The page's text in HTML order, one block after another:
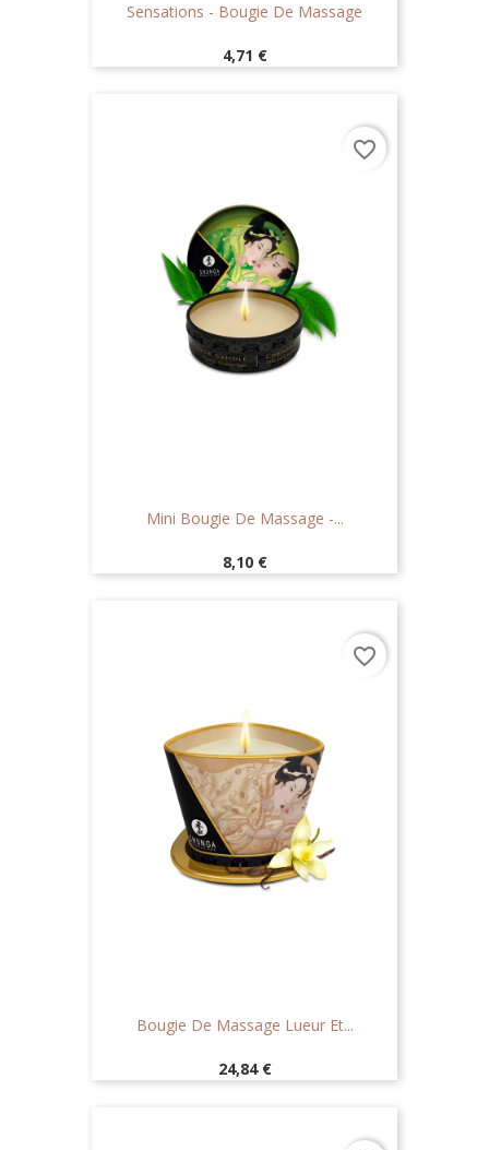
Sensations - Bougie De Massage
Prix
4,71 €
Mini Bougie De Massage -...
Prix
8,10 €
favorite_border
Bougie De Massage Lueur Et...
Prix
24,84 €
favorite_border